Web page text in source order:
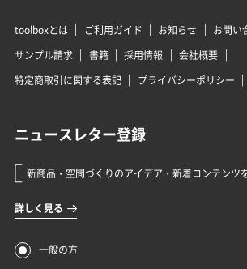
toolboxとは ご利用ガイド お知らせ
お問い
サンプル請求
書籍 採用情報
会社概要
特定商取引に関する表記
プライバシーポリシー